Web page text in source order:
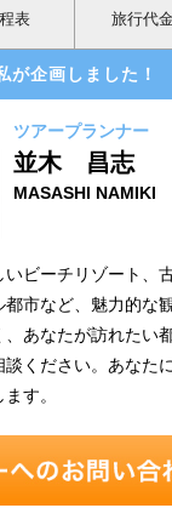
表 旅行代
が企画しました！
ツアープランナー
並木 昌志
MASASHI NAMIKI
ビーチリゾート、
市など、魅力的な
あなたが訪れたい
ください。あなた
す。